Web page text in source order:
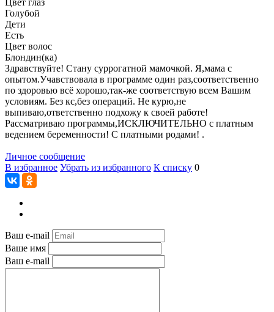
Голубой
Дети
Есть
Цвет волос
Блондин(ка)
Здравствуйте! Стану суррогатной мамочкой. Я,мама с
опытом.Учавствовала в программе один раз,соответственно
по здоровью всё хорошо,так-же соответствую всем Вашим
условиям. Без кс,без операций. Не курю,не
выпиваю,ответственно подхожу к своей работе!
Рассматриваю программы,ИСКЛЮЧИТЕЛЬНО с платным
ведением беременности! С платными родами! .
Личное сообщение
В избранное Убрать из избранного К списку 0
Ваш e-mail
Ваше имя
Ваш e-mail